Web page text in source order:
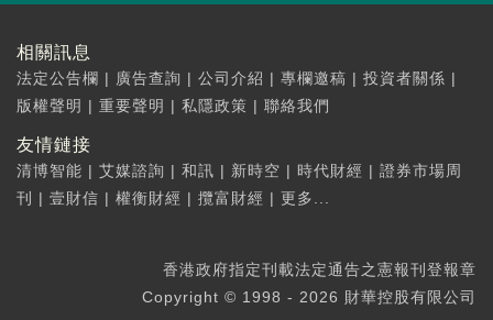
相關訊息
法定公告欄 | 廣告查詢 | 公司介紹 | 專欄邀稿 | 投資者關係 |
版權聲明 | 重要聲明 | 私隱政策 | 聯絡我們
友情鏈接
清博智能 | 艾媒諮詢 | 和訊 | 新時空 | 時代財經 | 證券市場周
刊
| 壹財信 | 權衡財經 | 攬富財經 | 更多...
香港政府指定刊載法定通告之憲報刊登報章
Copyright © 1998 - 2026 財華控股有限公司